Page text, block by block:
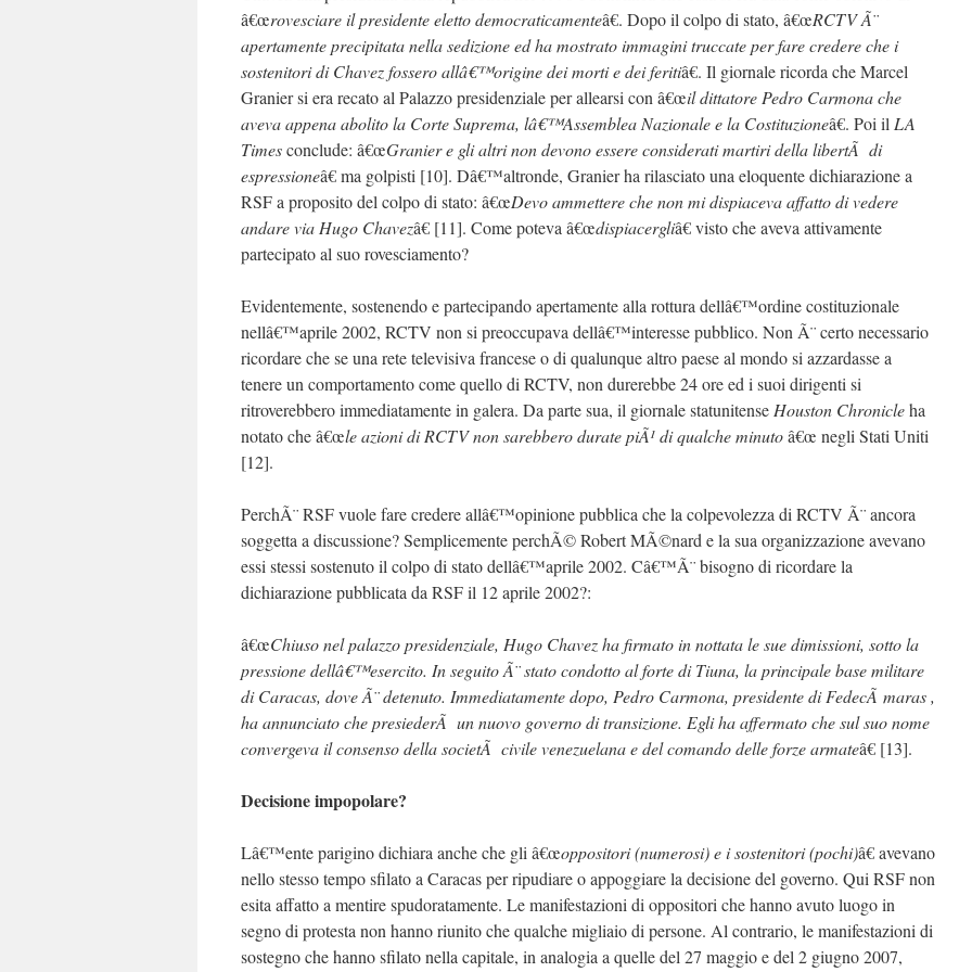
â€œrovesciare il presidente eletto democraticamenteâ€. Dopo il colpo di stato, â€œRCTV Ã¨
apertamente precipitata nella sedizione ed ha mostrato immagini truccate per fare credere che i
sostenitori di Chavez fossero allâ€™origine dei morti e dei feritiâ€. Il giornale ricorda che Marcel
Granier si era recato al Palazzo presidenziale per allearsi con â€œil dittatore Pedro Carmona che
aveva appena abolito la Corte Suprema, lâ€™Assemblea Nazionale e la Costituzioneâ€. Poi il LA
Timesconclude: â€œGranier e gli altri non devono essere considerati martiri della libertÃ di
espressioneâ€ ma golpisti [10]. Dâ€™altronde, Granier ha rilasciato una eloquente dichiarazione a
RSF a proposito del colpo di stato: â€œDevo ammettere che non mi dispiaceva affatto di vedere
andare via Hugo Chavezâ€ [11]. Come poteva â€œdispiacergliâ€ visto che aveva attivamente
partecipato al suo rovesciamento?
Evidentemente, sostenendo e partecipando apertamente alla rottura dellâ€™ordine costituzionale
nellâ€™aprile 2002, RCTV non si preoccupava dellâ€™interesse pubblico. Non Ã¨ certo necessario
ricordare che se una rete televisiva francese o di qualunque altro paese al mondo si azzardasse a
tenere un comportamento come quello di RCTV, non durerebbe 24 ore ed i suoi dirigenti si
ritroverebbero immediatamente in galera. Da parte sua, il giornale statunitense Houston Chronicleha
notato che â€œle azioni di RCTV non sarebbero durate piÃ¹ di qualche minutoâ€œ negli Stati Uniti
[12].
PerchÃ¨ RSF vuole fare credere allâ€™opinione pubblica che la colpevolezza di RCTV Ã¨ ancora
soggetta a discussione? Semplicemente perchÃ© Robert MÃ©nard e la sua organizzazione avevano
essi stessi sostenuto il colpo di stato dellâ€™aprile 2002. Câ€™Ã¨ bisogno di ricordare la
dichiarazione pubblicata da RSF il 12 aprile 2002?:
â€œChiuso nel palazzo presidenziale, Hugo Chavez ha firmato in nottata le sue dimissioni, sotto la
pressione dellâ€™esercito. In seguito Ã¨ stato condotto al forte di Tiuna, la principale base militare
di Caracas, dove Ã¨ detenuto. Immediatamente dopo, Pedro Carmona, presidente di FedecÃ maras ,
ha annunciato che presiederÃ un nuovo governo di transizione. Egli ha affermato che sul suo nome
convergeva il consenso della societÃ civile venezuelana e del comando delle forze armateâ€ [13].
Decisione impopolare?
Lâ€™ente parigino dichiara anche che gli â€œoppositori (numerosi) e i sostenitori (pochi)â€ avevano
nello stesso tempo sfilato a Caracas per ripudiare o appoggiare la decisione del governo. Qui RSF non
esita affatto a mentire spudoratamente. Le manifestazioni di oppositori che hanno avuto luogo in
segno di protesta non hanno riunito che qualche migliaio di persone. Al contrario, le manifestazioni di
sostegno che hanno sfilato nella capitale, in analogia a quelle del 27 maggio e del 2 giugno 2007,